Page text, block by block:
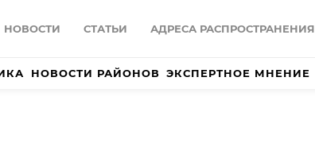
НОВОСТИ СТАТЬИ АДРЕСА РАСПРОСТРАНЕНИЯ
НОВОСТИ РАЙОНОВ ЭКСПЕРТНОЕ МНЕНИЕ